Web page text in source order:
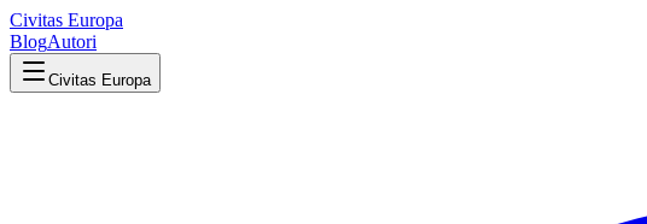
Civitas Europa
BlogAutori
Civitas Europa